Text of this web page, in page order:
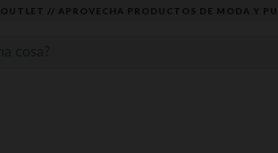
OUTLET // APROVECHA PRODUCTOS DE MODA Y